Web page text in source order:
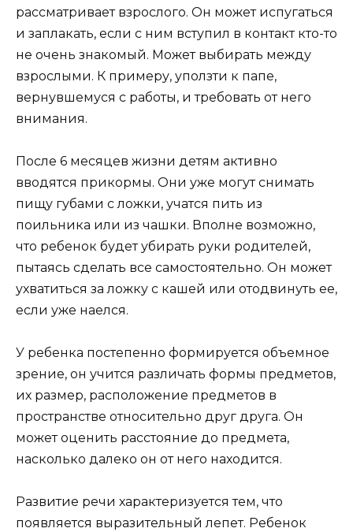
рассматривает взрослого. Он может испугаться
и заплакать, если с ним вступил в контакт кто-то
не очень знакомый. Может выбирать между
взрослыми. К примеру, уползти к папе,
вернувшемуся с работы, и требовать от него
внимания.
После 6 месяцев жизни детям активно
вводятся прикормы. Они уже могут снимать
пищу губами с ложки, учатся пить из
поильника или из чашки. Вполне возможно,
что ребенок будет убирать руки родителей,
пытаясь сделать все самостоятельно. Он может
ухватиться за ложку с кашей или отодвинуть ее,
если уже наелся.
У ребенка постепенно формируется объемное
зрение, он учится различать формы предметов,
их размер, расположение предметов в
пространстве относительно друг друга. Он
может оценить расстояние до предмета,
насколько далеко он от него находится.
Развитие речи характеризуется тем, что
появляется выразительный лепет. Ребенок